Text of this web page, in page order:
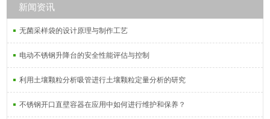
新闻资讯
无菌采样袋的设计原理与制作工艺
电动不锈钢升降台的安全性能评估与控制
利用土壤颗粒分析吸管进行土壤颗粒定量分析的研究
不锈钢开口直壁容器在应用中如何进行维护和保养？